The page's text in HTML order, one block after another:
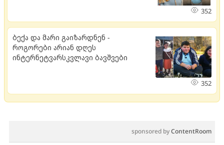
352
ბექა და მარი გაიზარდნენ -
როგორები არიან დღეს
ინტერნეტვარსკვლავი ბავშვები
352
sponsored byContentRoom